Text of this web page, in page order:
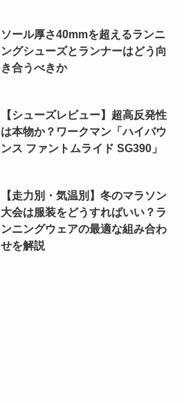
ソール厚さ40mmを超えるランニ
ングシューズとランナーはどう向
き合うべきか
【シューズレビュー】超高反発性
は本物か？ワークマン「ハイバウ
ンス ファントムライド SG390」
【走力別・気温別】冬のマラソン
大会は服装をどうすればいい？ラ
ンニングウェアの最適な組み合わ
せを解説